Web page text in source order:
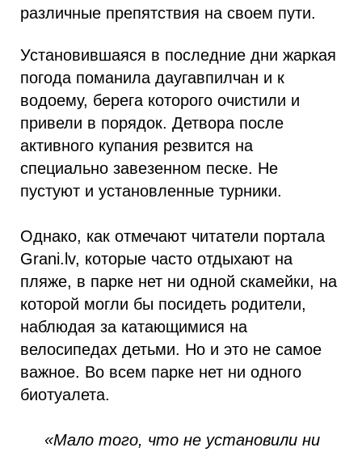
различные препятствия на своем пути.
Установившаяся в последние дни жаркая
погода поманила даугавпилчан и к
водоему, берега которого очистили и
привели в порядок. Детвора после
активного купания резвится на
специально завезенном песке. Не
пустуют и установленные турники.
Однако, как отмечают читатели портала
Grani.lv, которые часто отдыхают на
пляже, в парке нет ни одной скамейки, на
которой могли бы посидеть родители,
наблюдая за катающимися на
велосипедах детьми. Но и это не самое
важное. Во всем парке нет ни одного
биотуалета.
«Мало того, что не установили ни